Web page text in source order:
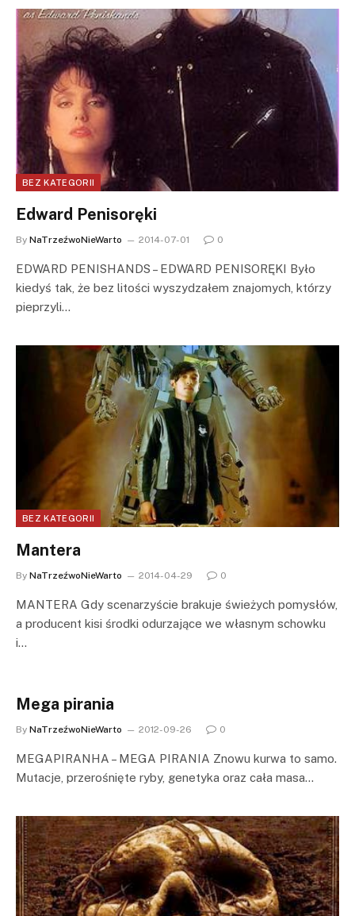
BEZ KATEGORII
Edward Penisoręki
By NaTrzeźwoNieWarto 2014-07-01 0
EDWARD PENISHANDS – EDWARD PENISORĘKI Było
kiedyś tak, że bez litości wyszydzałem znajomych, którzy
pieprzyli…
BEZ KATEGORII
Mantera
By NaTrzeźwoNieWarto 2014-04-29 0
MANTERA Gdy scenarzyście brakuje świeżych pomysłów,
a producent kisi środki odurzające we własnym schowku
i…
Mega pirania
By NaTrzeźwoNieWarto 2012-09-26 0
MEGAPIRANHA – MEGA PIRANIA Znowu kurwa to samo.
Mutacje, przerośnięte ryby, genetyka oraz cała masa…